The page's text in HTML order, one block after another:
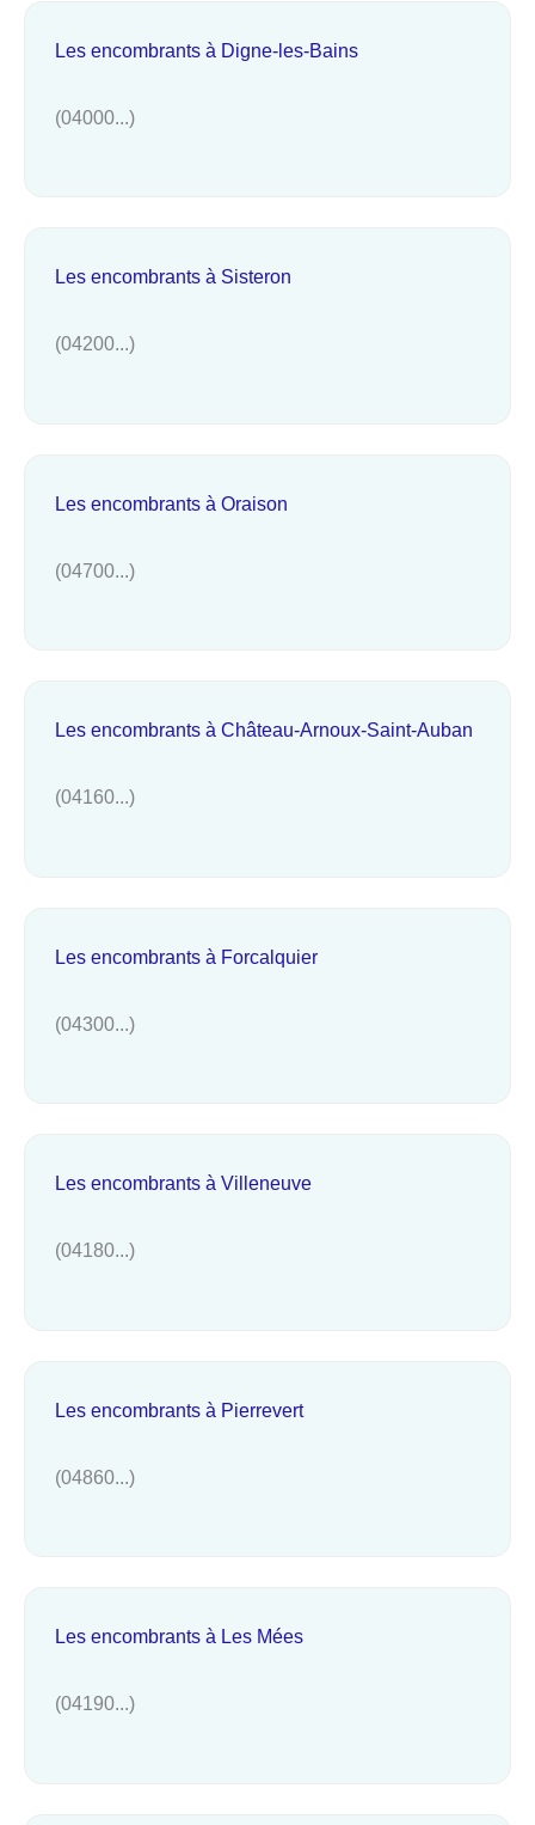
Les encombrants à Digne-les-Bains
(04000...)
Les encombrants à Sisteron
(04200...)
Les encombrants à Oraison
(04700...)
Les encombrants à Château-Arnoux-Saint-Auban
(04160...)
Les encombrants à Forcalquier
(04300...)
Les encombrants à Villeneuve
(04180...)
Les encombrants à Pierrevert
(04860...)
Les encombrants à Les Mées
(04190...)